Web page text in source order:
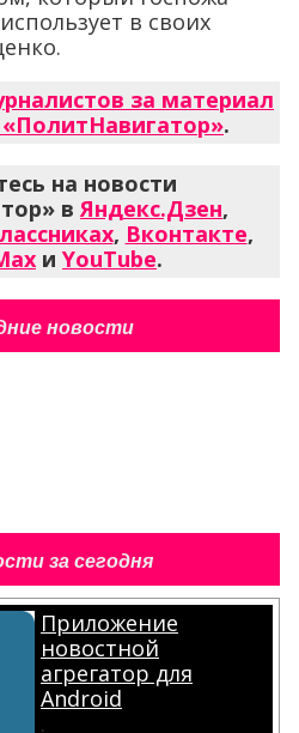
в своих
за материал
.
на новости
вЯндекс.Дзен,
, Вконтакте,
и YouTube.
новости
за сегодня
Приложение
новостной
агрегатор для
Android
.